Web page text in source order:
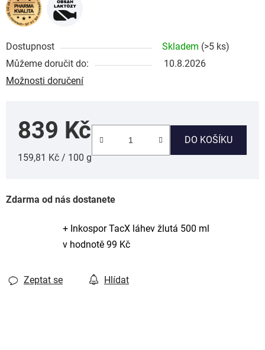
Dostupnost Skladem (>5 ks)
Můžeme doručit do:
10.8.2026
Možnosti doručení
839 Kč
Měrná cena:
159,81 Kč / 100 g
DO KOŠÍKU
Zdarma od nás dostanete
+ Inkospor TacX láhev žlutá 500 ml
v hodnotě 99 Kč
Zeptat se Hlídat